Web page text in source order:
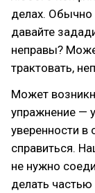
делах.
давайте
неправы?
трактовать,
Может
упражнение —
уверенности в
справиться.
не нужно
делать частью